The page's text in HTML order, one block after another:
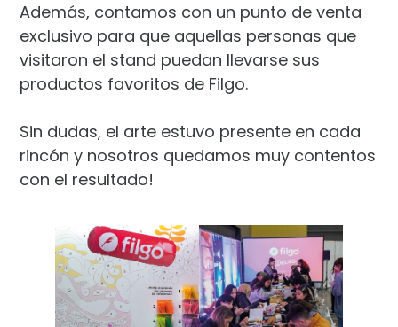
Además, contamos con un punto de venta
exclusivo para que aquellas personas que
visitaron el stand puedan llevarse sus
productos favoritos de Filgo.
Sin dudas, el arte estuvo presente en cada
rincón y nosotros quedamos muy contentos
con el resultado!